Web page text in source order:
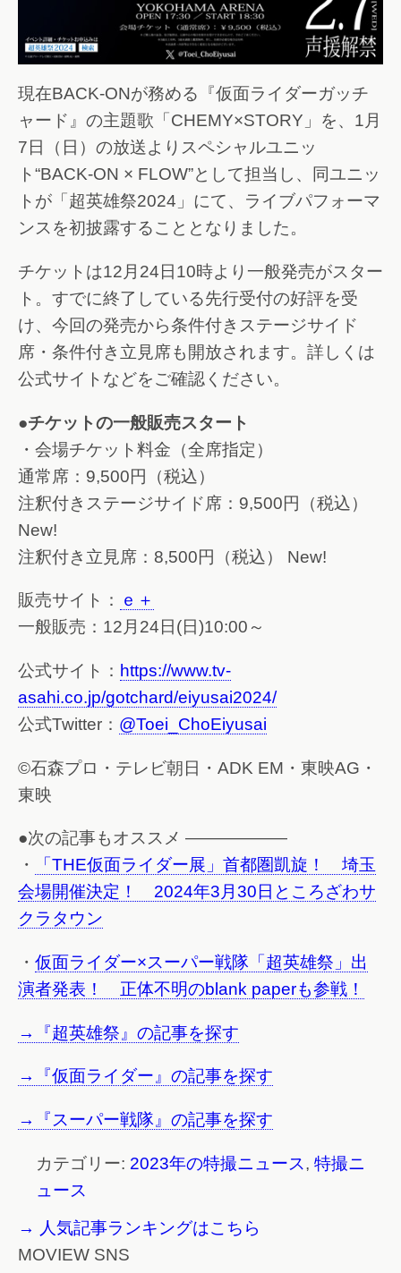
現在BACK-ONが務める『仮面ライダーガッチ
ャード』の主題歌「CHEMY×STORY」を、1月
7日（日）の放送よりスペシャルユニッ
ト“BACK-ON × FLOW”として担当し、同ユニッ
トが「超英雄祭2024」にて、ライブパフォーマ
ンスを初披露することとなりました。
チケットは12月24日10時より一般発売がスター
ト。すでに終了している先行受付の好評を受
け、今回の発売から条件付きステージサイド
席・条件付き立見席も開放されます。詳しくは
公式サイトなどをご確認ください。
●チケットの一般販売スタート
・会場チケット料金（全席指定）
通常席：9,500円（税込）
注釈付きステージサイド席：9,500円（税込）
New!
注釈付き立見席：8,500円（税込） New!
販売サイト：
ｅ＋
一般販売：12月24日(日)10:00～
公式サイト： https://www.tv-
asahi.co.jp/gotchard/eiyusai2024/
公式Twitter： @Toei_ChoEiyusai
©石森プロ・テレビ朝日・ADK EM・東映AG・
東映
●次の記事もオススメ ——————
・
「THE仮面ライダー展」首都圏凱旋！ 埼玉
会場開催決定！ 2024年3月30日ところざわサ
クラタウン
・ 仮面ライダー×スーパー戦隊「超英雄祭」出
演者発表！ 正体不明のblank paperも参戦！
→『超英雄祭』の記事を探す
→『仮面ライダー』の記事を探す
→『スーパー戦隊』の記事を探す
カテゴリー: 2023年の特撮ニュース, 特撮ニ
ュース
→ 人気記事ランキングはこちら
MOVIEW SNS